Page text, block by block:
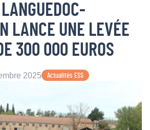
LANCE UNE LEVÉE
300 000 EUROS
2025 Actualités ESS